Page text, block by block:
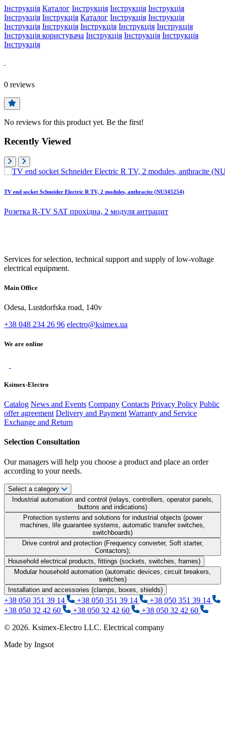
Інструкція Каталог Інструкція Інструкція Інструкція
Інструкція Інструкція Каталог Інструкція Інструкція
Інструкція Інструкція Інструкція Інструкція Інструкція
Інструкція користувача Інструкція Інструкція Інструкція
Інструкція
-
0 reviews
No reviews for this product yet. Be the first!
Recently Viewed
TV end socket Schneider Electric R TV, 2 modules, anthracite (NU345254)
Розетка R-TV SAT прохідна, 2 модуля антрацит
Services for selection, technical support and supply of low-voltage
electrical equipment.
Main Office
Odesa, Lustdorfska road, 140v
+38 048 234 26 96 electro@ksimex.ua
We are online
Ksimex-Electro
Catalog News and Events Company Contacts Privacy Policy Public
offer agreement Delivery and Payment Warranty and Service
Exchange and Return
Selection Consultation
Our managers will help you choose a product and place an order
according to your needs.
Select a category
Industrial automation and control (relays, controllers, operator panels,
buttons and indications)
Protection systems and solutions for industrial objects (power
machines, life guarantee systems, automatic transfer switches,
switchboards)
Drive control and protection (Frequency converter, Soft starter,
Contactors);
Household electrical products, fittings (sockets, switches, frames)
Modular household automation (automatic devices, circuit breakers,
switches)
Installation and accessories (clamps, boxes, shields)
+38 050 351 39 14 +38 050 351 39 14
+38 050 351 39 14
+38 050 32 42 60
+38 050 32 42 60
+38 050 32 42 60
© 2026. Ksimex-Electro LLC. Electrical company
Made by Ingsot